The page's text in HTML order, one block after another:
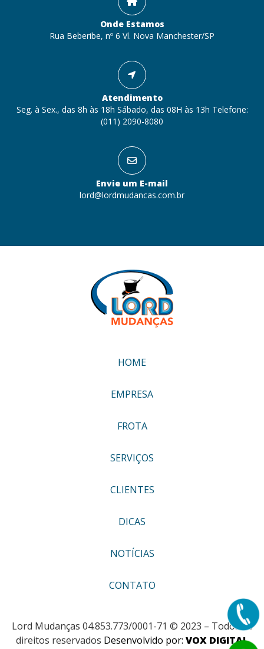
Onde Estamos
Rua Beberibe, nº 6 Vl. Nova Manchester/SP
Atendimento
Seg. à Sex., das 8h às 18h Sábado, das 08H às 13h Telefone:
(011) 2090-8080
Envie um E-mail
lord@lordmudancas.com.br
HOME
EMPRESA
FROTA
SERVIÇOS
CLIENTES
DICAS
NOTÍCIAS
CONTATO
Lord Mudanças 04.853.773/0001-71 © 2023 – Todos os
direitos reservados Desenvolvido por: VOX DIGITAL